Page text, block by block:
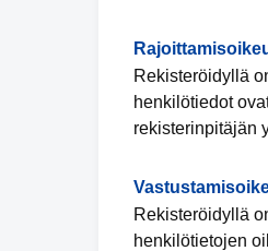
Rekisteröidyllä
henkilötiedot
rekisterinpitäjän
Rekisteröidyllä
henkilötietojen